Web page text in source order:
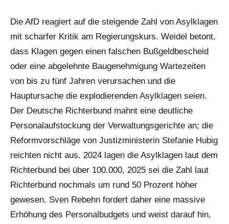
Die AfD reagiert auf die steigende Zahl von Asylklagen
mit scharfer Kritik am Regierungskurs. Weidel betont,
dass Klagen gegen einen falschen Bußgeldbescheid
oder eine abgelehnte Baugenehmigung Wartezeiten
von bis zu fünf Jahren verursachen und die
Hauptursache die explodierenden Asylklagen seien.
Der Deutsche Richterbund mahnt eine deutliche
Personalaufstockung der Verwaltungsgerichte an; die
Reformvorschläge von Justizministerin Stefanie Hubig
reichten nicht aus. 2024 lagen die Asylklagen laut dem
Richterbund bei über 100.000, 2025 sei die Zahl laut
Richterbund nochmals um rund 50 Prozent höher
gewesen. Sven Rebehn fordert daher eine massive
Erhöhung des Personalbudgets und weist darauf hin,